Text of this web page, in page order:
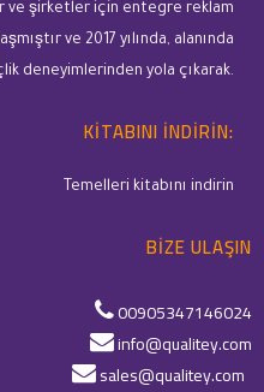
ve şirketler için entegre reklam
ve 2017 yılında, alanında
deneyimlerinden yola çıkarak.
KITABINI INDIRIN:
Temelleri kitabını indirin
BIZE ULAŞIN
00905347146024
info@qualitey.com
sales@qualitey.com